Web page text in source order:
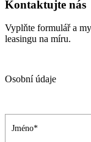
Kontaktujte nás
Vyplňte formulář a
leasingu na míru.
Osobní údaje